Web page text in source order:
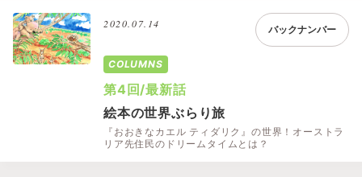
2020.07.14 バックナンバー
COLUMNS
第4回/最新話
絵本の世界ぶらり旅
『おおきなカエル ティダリク』の世界！オーストラ
リア先住民のドリームタイムとは？